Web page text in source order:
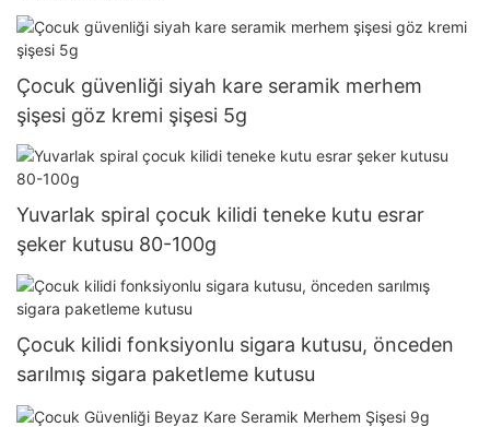
Çocuk güvenliği siyah kare seramik merhem
şişesi göz kremi şişesi 5g
Yuvarlak spiral çocuk kilidi teneke kutu esrar
şeker kutusu 80-100g
Çocuk kilidi fonksiyonlu sigara kutusu, önceden
sarılmış sigara paketleme kutusu